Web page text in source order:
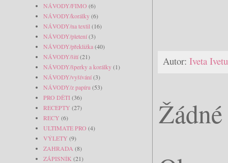
Autor: Iveta
NÁVODY/FIMO (6)
NÁVODY/korálky(6)
NÁVODY/na textil (16)
NÁVODY/pletení(3)
NÁVODY/překližka(40)
NÁVODY/šití(21)
NÁVODY/šperky a korálky(1)
NÁVODY/vyšívání(3)
NÁVODY/z papíru (53)
PRO DĚTI(36)
RECEPTY (27)
RECY (6)
ULTIMATE PRO (4)
VÝLETY (9)
ZAHRADA (8)
ZÁPISNÍK (21)